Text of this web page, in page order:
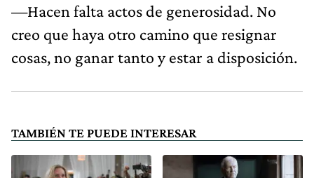
—Hacen falta actos de generosidad. No
creo que haya otro camino que resignar
cosas, no ganar tanto y estar a disposición.
TAMBIÉN TE PUEDE INTERESAR